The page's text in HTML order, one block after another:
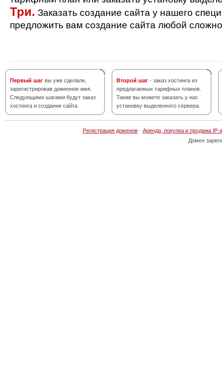
Три. Заказать создание сайта у нашего
предложить вам создание сайта любой
Первый шаг вы уже сделали,
зарегистрировав доменное имя.
Следующими шагами будут заказ
хостинга и создание сайта.
Второй шаг - заказ хостинга из
предлагаемых тарифных планов.
Также вы можете заказать у нас
установку выделенного сервера.
Регистрация доменов· Аренда, покупка и продажа IP-
Домен